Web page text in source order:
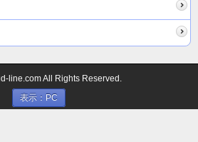
line.com All Rights Reserved.
表示：PC